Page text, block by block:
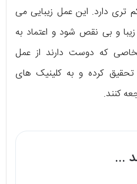
تری دارد. این عمل زیبایی می
و بی نقص شود و اعتماد به
که دوست دارند از عمل
تحقیق کرده و به کلینیک های
کنند.
...